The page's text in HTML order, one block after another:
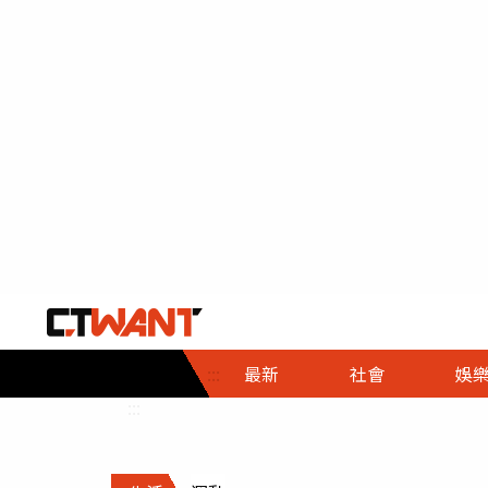
::: 最新 社會
社會首頁
時事
調查
娛樂
娛樂首頁
即時
財經首頁
熱線
政